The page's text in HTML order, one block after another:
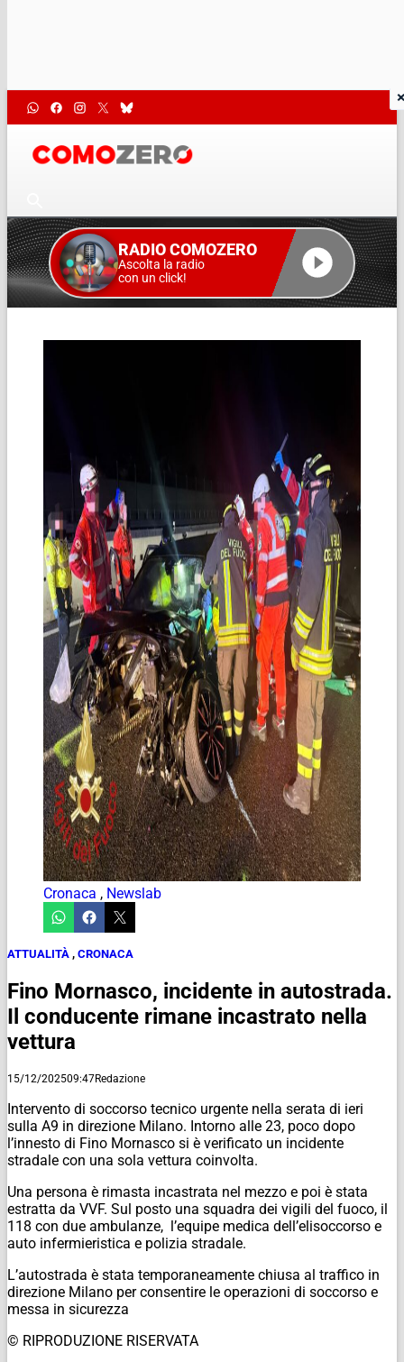
RADIO COMOZERO
Ascolta la radio
con un click!
Cronaca , Newslab
ATTUALITÀ , CRONACA
Fino Mornasco, incidente in autostrada.
Il conducente rimane incastrato nella
vettura
15/12/202509:47Redazione
Intervento di soccorso tecnico urgente nella serata di ieri
sulla A9 in direzione Milano. Intorno alle 23, poco dopo
l’innesto di Fino Mornasco si è verificato un incidente
stradale con una sola vettura coinvolta.
Una persona è rimasta incastrata nel mezzo e poi è stata
estratta da VVF. Sul posto una squadra dei vigili del fuoco, il
118 con due ambulanze, l’equipe medica dell’elisoccorso e
auto infermieristica e polizia stradale.
L’autostrada è stata temporaneamente chiusa al traffico in
direzione Milano per consentire le operazioni di soccorso e
messa in sicurezza
© RIPRODUZIONE RISERVATA